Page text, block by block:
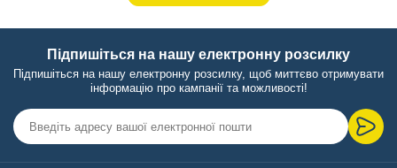
Підпишіться на нашу електронну розсилку
Підпишіться на нашу електронну розсилку, щоб миттєво отримувати
інформацію про кампанії та можливості!